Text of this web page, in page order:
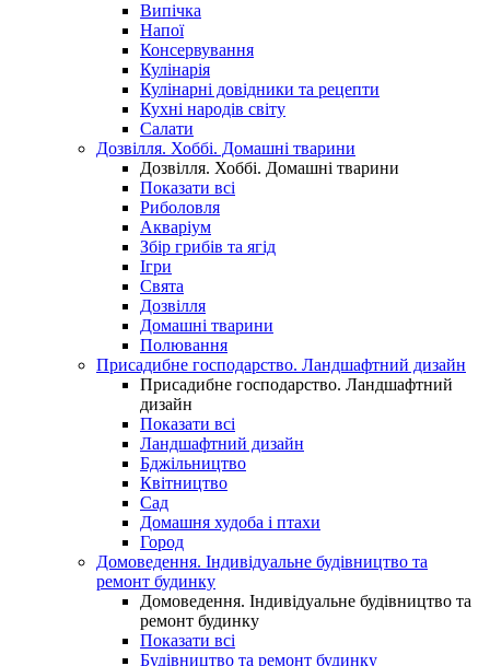
Випічка
Напої
Консервування
Кулінарія
Кулінарні довідники та рецепти
Кухні народів світу
Салати
Дозвілля. Хоббі. Домашні тварини
Дозвілля. Хоббі. Домашні тварини
Показати всі
Риболовля
Акваріум
Збір грибів та ягід
Ігри
Свята
Дозвілля
Домашні тварини
Полювання
Присадибне господарство. Ландшафтний дизайн
Присадибне господарство. Ландшафтний
дизайн
Показати всі
Ландшафтний дизайн
Бджільництво
Квітництво
Сад
Домашня худоба і птахи
Город
Домоведення. Індивідуальне будівництво та
ремонт будинку
Домоведення. Індивідуальне будівництво та
ремонт будинку
Показати всі
Будівництво та ремонт будинку